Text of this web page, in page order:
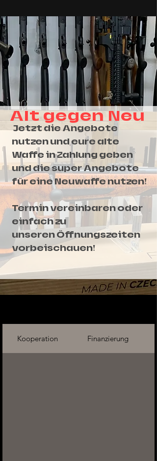
Alt gegen Neu
Jetzt dieAngebote
nutzen und eure alte
Waffe in Zahlung geben
und die super Angebote
für eine Neuwaffe nutzen!
Termin vereinbaren oder
einfach zu
unseren Öffnungszeiten
vorbeischauen!
Kooperation Finanzierung